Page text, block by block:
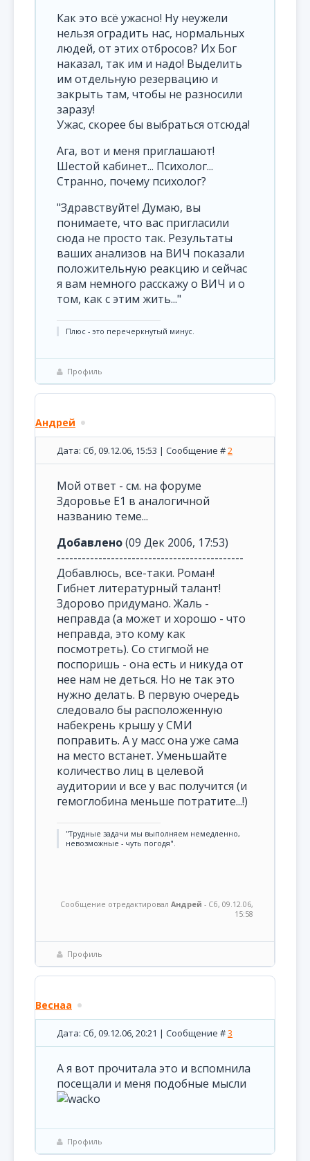
Как это всё ужасно! Ну неужели
нельзя оградить нас, нормальных
людей, от этих отбросов? Их Бог
наказал, так им и надо! Выделить
им отдельную резервацию и
закрыть там, чтобы не разносили
заразу!
Ужас, скорее бы выбраться отсюда!
Ага, вот и меня приглашают!
Шестой кабинет... Психолог...
Странно, почему психолог?
"Здравствуйте! Думаю, вы
понимаете, что вас пригласили
сюда не просто так. Результаты
ваших анализов на ВИЧ показали
положительную реакцию и сейчас
я вам немного расскажу о ВИЧ и о
том, как с этим жить..."
Плюс - это перечеркнутый минус.
Профиль
Андрей
Дата: Сб, 09.12.06, 15:53 | Сообщение #2
Мой ответ - см. на форуме
Здоровье Е1 в аналогичной
названию теме...
Добавлено(09 Дек 2006, 17:53)
---------------------------------------------
Добавлюсь, все-таки. Роман!
Гибнет литературный талант!
Здорово придумано. Жаль -
неправда (а может и хорошо - что
неправда, это кому как
посмотреть). Со стигмой не
поспоришь - она есть и никуда от
нее нам не деться. Но не так это
нужно делать. В первую очередь
следовало бы расположенную
набекрень крышу у СМИ
поправить. А у масс она уже сама
на место встанет. Уменьшайте
количество лиц в целевой
аудитории и все у вас получится (и
гемоглобина меньше потратите...!)
"Трудные задачи мы выполняем немедленно,
невозможные - чуть погодя".
Сообщение отредактировал Андрей - Сб, 09.12.06,
15:58
Профиль
Веснаa
Дата: Сб, 09.12.06, 20:21 | Сообщение #3
А я вот прочитала это и вспомнила
посещали и меня подобные мысли
Профиль